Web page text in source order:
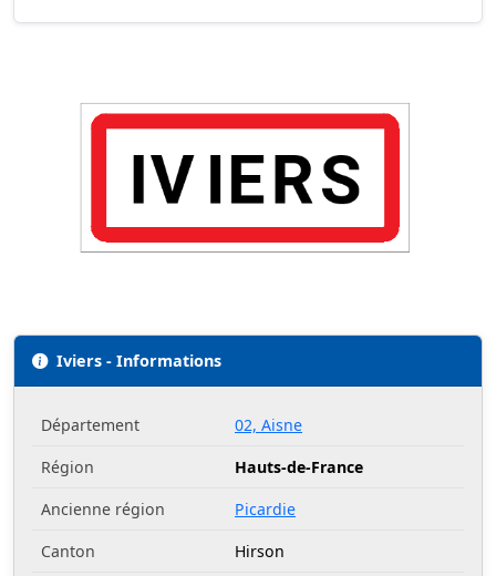
Iviers - Informations
Département
02, Aisne
Région
Hauts-de-France
Ancienne région
Picardie
Canton
Hirson